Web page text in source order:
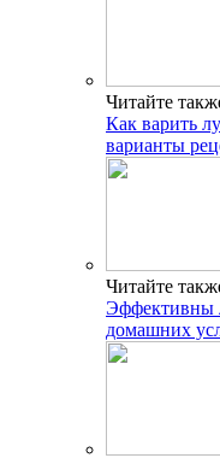
Читайте
Как варить
варианты
Читайте
Эффективны
домашних